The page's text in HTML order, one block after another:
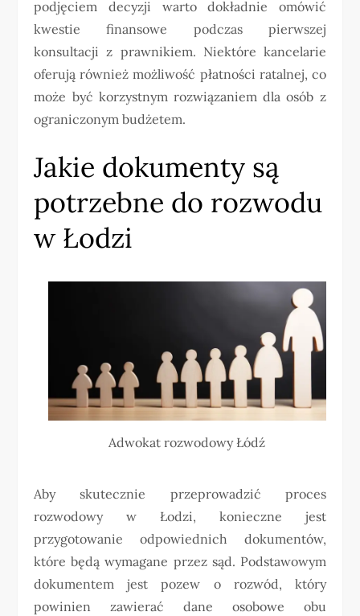
podjęciem decyzji warto dokładnie omówić
kwestie finansowe podczas pierwszej
konsultacji z prawnikiem. Niektóre kancelarie
oferują również możliwość płatności ratalnej, co
może być korzystnym rozwiązaniem dla osób z
ograniczonym budżetem.
Jakie dokumenty są
potrzebne do rozwodu
w Łodzi
Adwokat rozwodowy Łódź
Aby skutecznie przeprowadzić proces
rozwodowy w Łodzi, konieczne jest
przygotowanie odpowiednich dokumentów,
które będą wymagane przez sąd. Podstawowym
dokumentem jest pozew o rozwód, który
powinien zawierać dane osobowe obu